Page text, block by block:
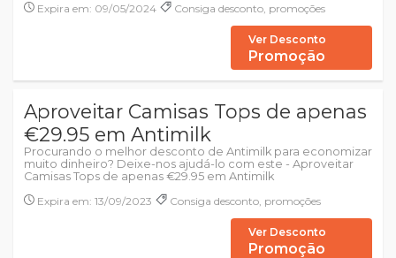
Expira em: 09/05/2024
Consiga desconto, promoções
Ver Desconto
Promoção
Aproveitar Camisas Tops de apenas
€29.95 em Antimilk
Procurando o melhor desconto de Antimilk para economizar
muito dinheiro? Deixe-nos ajudá-lo com este - Aproveitar
Camisas Tops de apenas €29.95 em Antimilk
Expira em: 13/09/2023
Consiga desconto, promoções
Ver Desconto
Promoção